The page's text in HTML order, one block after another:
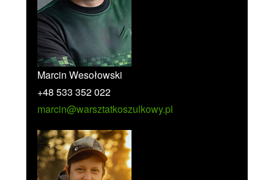
Marcin Wesołowski
+48 533 352 022
marcin@warsztatkoszulkowy.pl